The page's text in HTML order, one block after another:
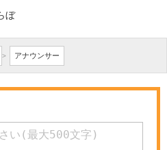
ぼ
> アナウンサー